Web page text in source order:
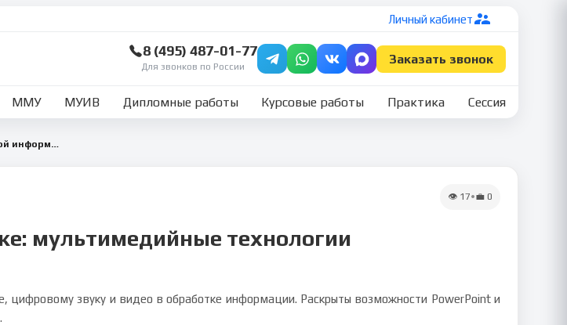
Личный кабинет
8 (495) 487-01-77
Для звонков по России
Заказать звонок
ММУ МУИВ Дипломные работы Курсовые работы Практика Сессия
Мультимедийные технологии обработки цифровой информации
👁 17•💼 0
мультимедийные технологии
звуку и видео в обработке информации. Раскрыты возможности PowerPoint и